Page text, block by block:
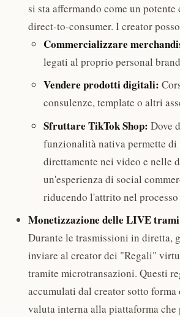
si sta affermando come un
direct-to-consumer. I creator
Commercializzare
legati al proprio personal
Vendere prodotti digitali:
consulenze, template o altri
Sfruttare TikTok Shop: Dove
funzionalità nativa permette
direttamente nei video e nelle
un'esperienza di social
riducendo l'attrito nel
Monetizzazione delle LIVE
Durante le trasmissioni in diretta,
inviare al creator dei "Regali"
tramite microtransazioni. Questi
accumulati dal creator sotto
valuta interna alla piattaforma che